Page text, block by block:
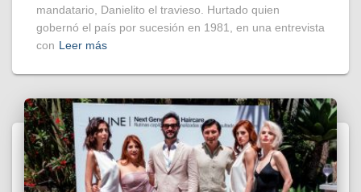
mandatario, Danielito el travieso. Hurtado quien
gobernó el país por sucesión en 1981, en una entrevista
con Leer más